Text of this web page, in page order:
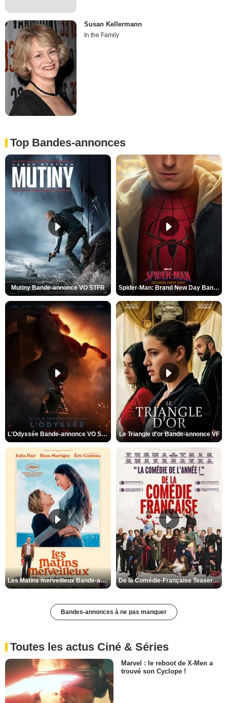
Susan Kellermann
In the Family
Top Bandes-annonces
Mutiny Bande-annonce VO STFR Spider-Man: Brand New Day Bande-annonce VO STFR
L'Odyssée Bande-annonce VO STFR Le Triangle d'or Bande-annonce VF
Les Matins merveilleux Bande-annonce VF De la Comédie-Française Teaser VF
Bandes-annonces à ne pas manquer
Toutes les actus Ciné & Séries
Marvel : le reboot de X-Men a
trouvé son Cyclope !